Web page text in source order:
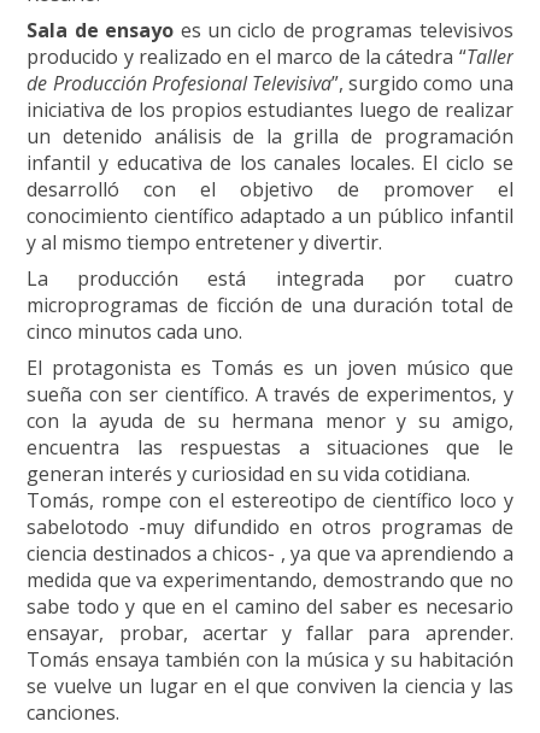
Sala de ensayo es un ciclo de programas televisivos
producido y realizado en el marco de la cátedra “Taller
de Producción Profesional Televisiva”, surgido como una
iniciativa de los propios estudiantes luego de realizar
un detenido análisis de la grilla de programación
infantil y educativa de los canales locales. El ciclo se
desarrolló con el objetivo de promover el
conocimiento científico adaptado a un público infantil
y al mismo tiempo entretener y divertir.
La producción está integrada por cuatro
microprogramas de ficción de una duración total de
cinco minutos cada uno.
El protagonista es Tomás es un joven músico que
sueña con ser científico. A través de experimentos, y
con la ayuda de su hermana menor y su amigo,
encuentra las respuestas a situaciones que le
generan interés y curiosidad en su vida cotidiana.
Tomás, rompe con el estereotipo de científico loco y
sabelotodo -muy difundido en otros programas de
ciencia destinados a chicos- , ya que va aprendiendo a
medida que va experimentando, demostrando que no
sabe todo y que en el camino del saber es necesario
ensayar, probar, acertar y fallar para aprender.
Tomás ensaya también con la música y su habitación
se vuelve un lugar en el que conviven la ciencia y las
canciones.